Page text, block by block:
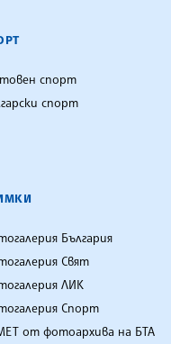
спорт
спорт
България
Свят
ЛИК
Спорт
от фотоархива на БТА